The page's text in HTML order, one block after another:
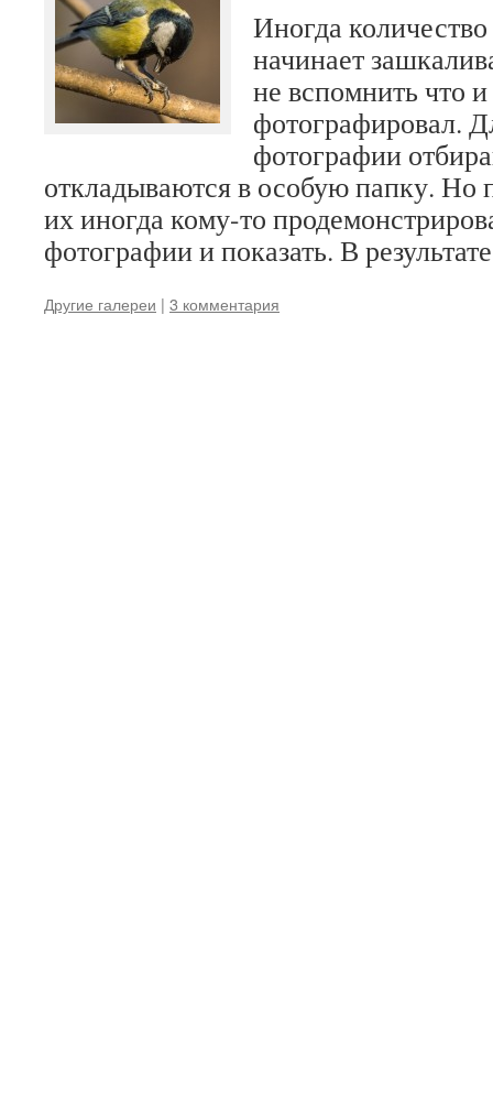
Иногда
начинает
не вспомнить что и
фотографировал.
фотографии
откладываются в особую папку. Но
их иногда кому-то
фотографии и показать. В
Другие галереи | 3 комментария